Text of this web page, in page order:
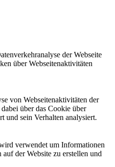
der Webseite
über Webseitenaktivitäten
von Webseitenaktivitäten der
über das Cookie über
und sein Verhalten analysiert.
verwendet um Informationen
der Website zu erstellen und